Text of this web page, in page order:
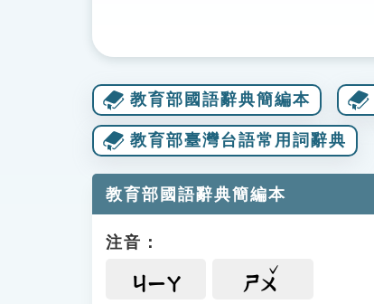
教育部國語辭典簡編本
教育部臺灣台語常用詞辭典
教育部國語辭典簡編本
注音：
ㄐㄧㄚ ㄕㄨ